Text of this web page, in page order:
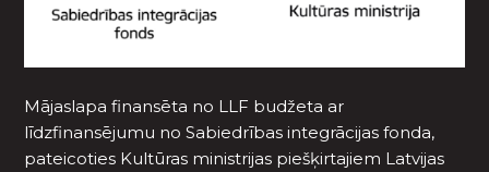
Mājaslapa finansēta no LLF budžeta ar
līdzfinansējumu no Sabiedrības integrācijas fonda,
pateicoties Kultūras ministrijas piešķirtajiem Latvijas